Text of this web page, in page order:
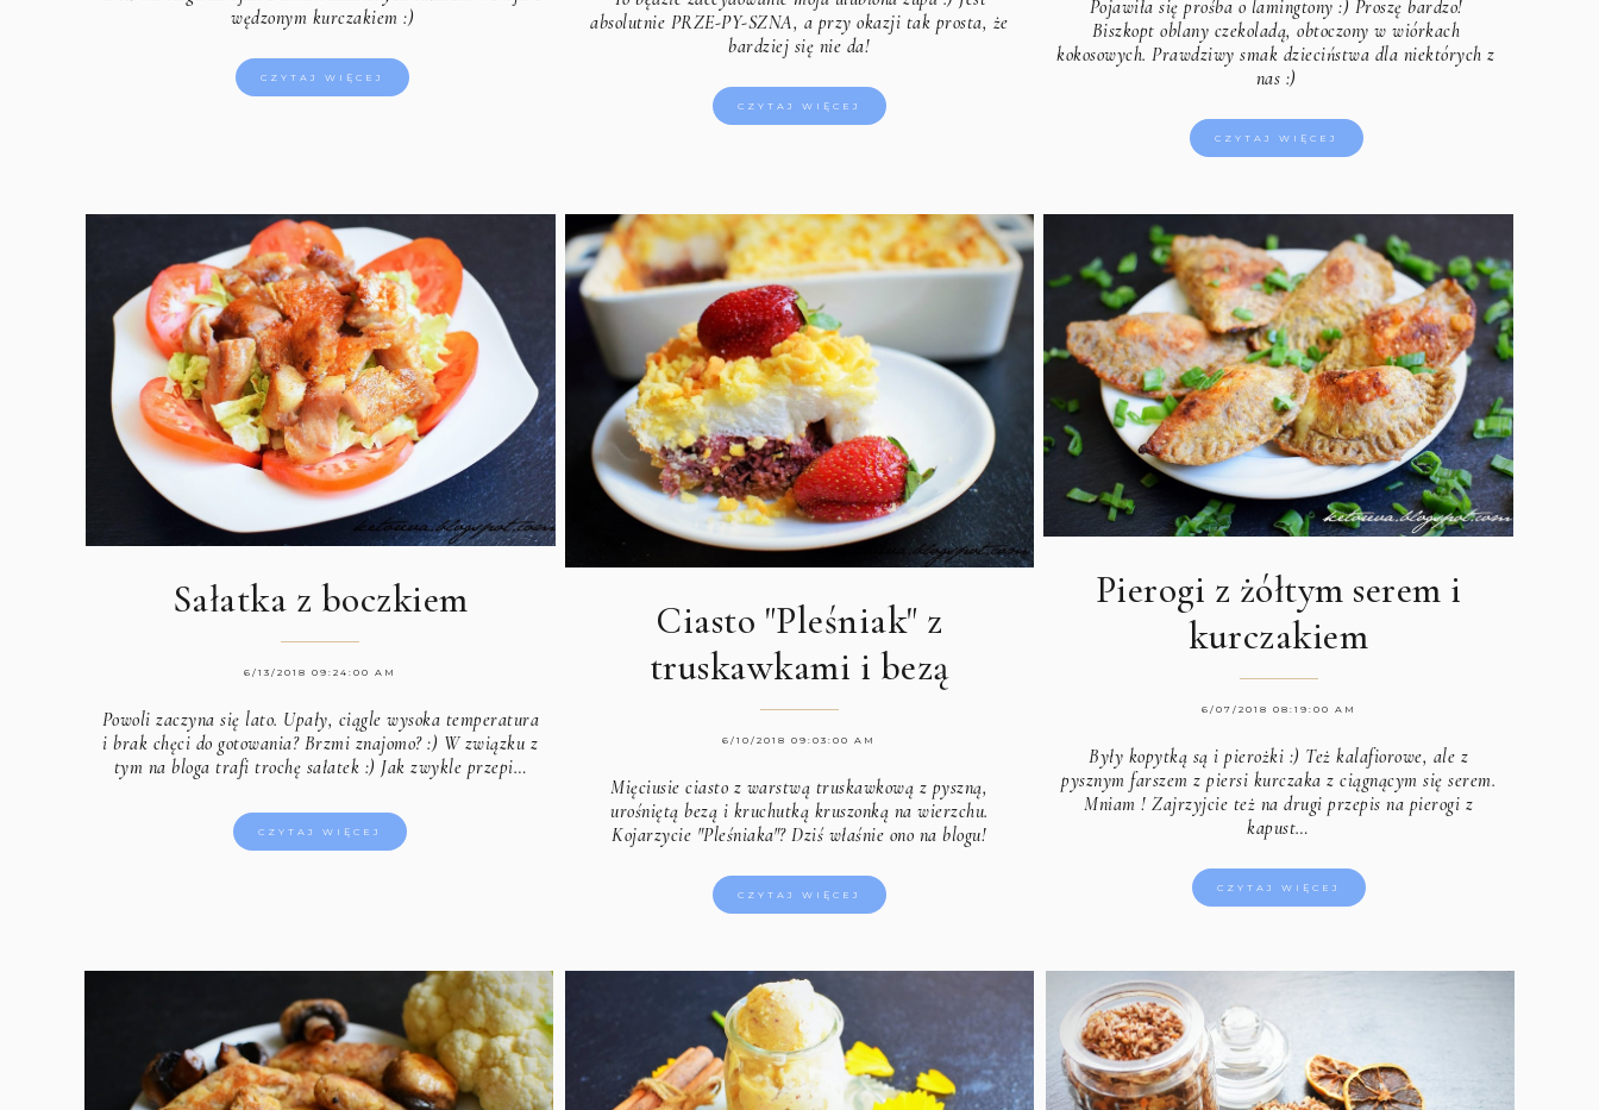
wędzonym kurczakiem :)
CZYTAJ WIĘCEJ
absolutnie PRZE-PY-SZNA, a przy okazji tak prosta, że
bardziej się nie da!
CZYTAJ WIĘCEJ
Pojawiła się prośba o lamingtony :) Proszę bardzo!
Biszkopt oblany czekoladą, obtoczony w wiórkach
kokosowych. Prawdziwy smak dzieciństwa dla niektórych z
nas :)
CZYTAJ WIĘCEJ
Sałatka z boczkiem
6/13/2018 09:24:00 AM
Powoli zaczyna się lato. Upały, ciągle wysoka temperatura
i brak chęci do gotowania? Brzmi znajomo? :) W związku z
tym na bloga trafi trochę sałatek :) Jak zwykle przepi…
CZYTAJ WIĘCEJ
Ciasto "Pleśniak" z
truskawkami i bezą
6/10/2018 09:03:00 AM
Mięciusie ciasto z warstwą truskawkową z pyszną,
urośniętą bezą i kruchutką kruszonką na wierzchu.
Kojarzycie "Pleśniaka"? Dziś właśnie ono na blogu!
CZYTAJ WIĘCEJ
Pierogi z żółtym serem i
kurczakiem
6/07/2018 08:19:00 AM
Były kopytką są i pierożki :) Też kalafiorowe, ale z
pysznym farszem z piersi kurczaka z ciągnącym się serem.
Mniam ! Zajrzyjcie też na drugiprzepis na pierogi z
kapust…
CZYTAJ WIĘCEJ